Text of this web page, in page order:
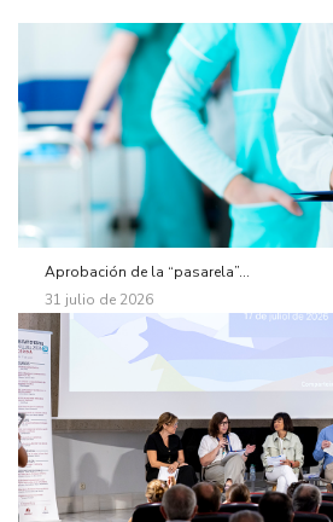
Aprobación de la “pasarela”...
31 julio de 2026